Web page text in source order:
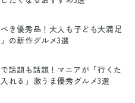
き優秀品！大人も子ども大満足
の新作グルメ3選
で話題も話題！マニアが「行くた
れる」激うま優秀グルメ3選